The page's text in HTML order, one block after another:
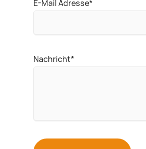
Pflichtfeld
E-Mail Adresse*
Pflichtfeld
Nachricht*